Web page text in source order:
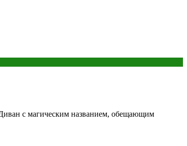
с магическим названием, обещающим